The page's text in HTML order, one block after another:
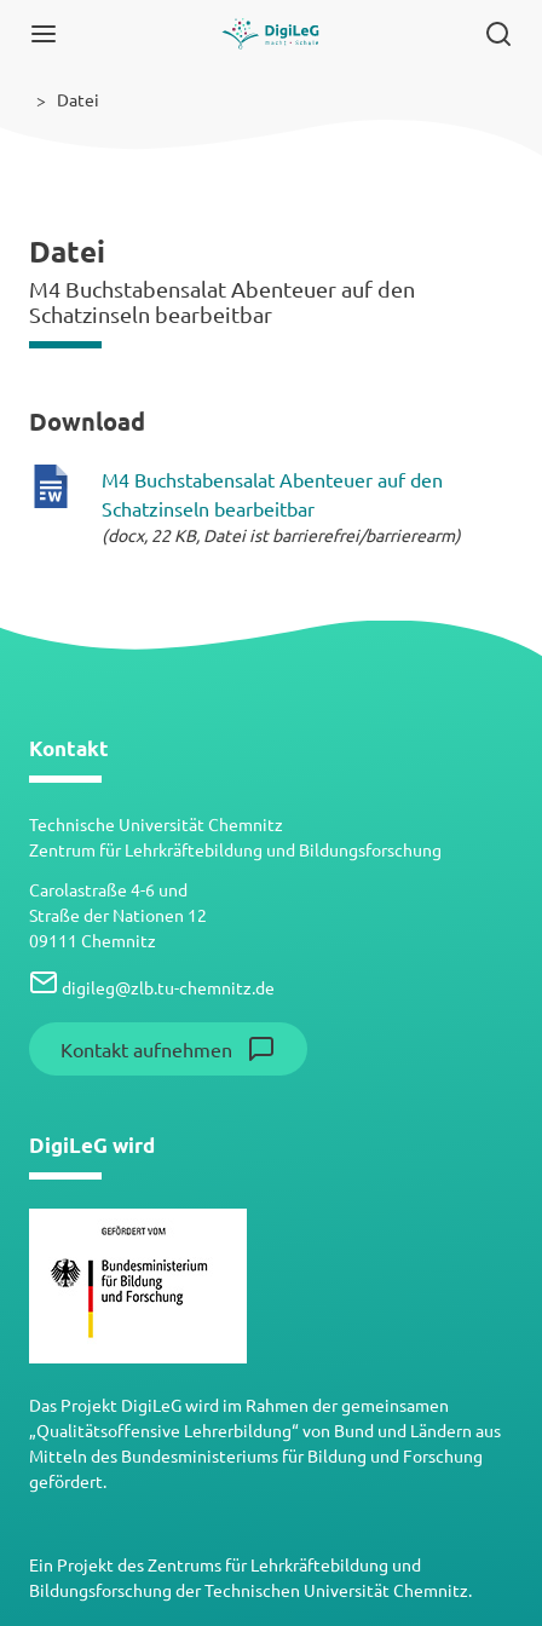
Datei
Datei
M4 Buchstabensalat Abenteuer auf den
Schatzinseln bearbeitbar
Download
M4 Buchstabensalat Abenteuer auf den
Schatzinseln bearbeitbar
(docx, 22 KB, Datei ist barrierefrei/barrierearm)
Kontakt
Technische Universität Chemnitz
Zentrum für Lehrkräftebildung und Bildungsforschung
Carolastraße 4-6 und
Straße der Nationen 12
09111 Chemnitz
digileg@zlb.tu-chemnitz.de
Kontakt aufnehmen
DigiLeG wird
Das Projekt DigiLeG wird im Rahmen der gemeinsamen
„Qualitätsoffensive Lehrerbildung“ von Bund und Ländern aus
Mitteln des Bundesministeriums für Bildung und Forschung
gefördert.
Ein Projekt desZentrums für Lehrkräftebildung und
Bildungsforschung derTechnischen Universität Chemnitz.